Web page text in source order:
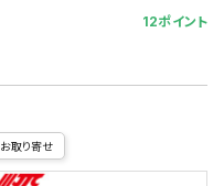
12ポイント
お取り寄せ